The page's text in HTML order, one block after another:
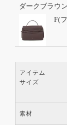
ダークブラウ
F(
アイテム
サイズ
素材